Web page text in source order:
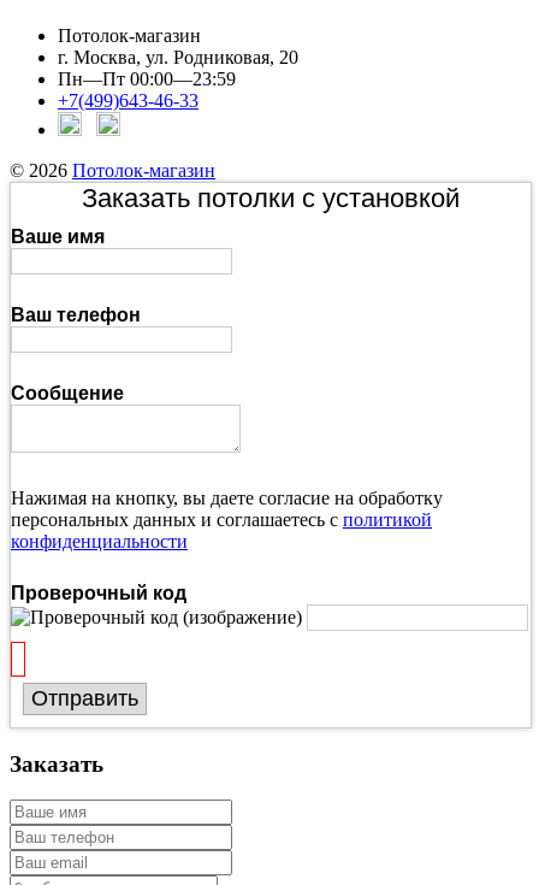
Потолок-магазин
г. Москва, ул. Родниковая, 20
Пн—Пт 00:00—23:59
+7(499)643-46-33
© 2026 Потолок-магазин
Заказать потолки с установкой
Ваше имя
Ваш телефон
Сообщение
Нажимая на кнопку, вы даете согласие на обработку
персональных данных и соглашаетесь с политикой
конфиденциальности
Проверочный код
Отправить
Заказать